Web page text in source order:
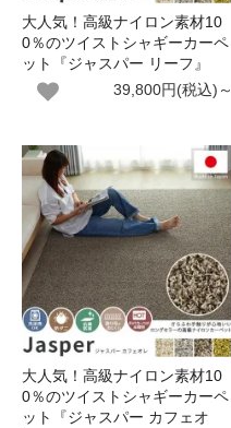
大人気！高級ナイロン素材10
0％のツイストシャギーカーペ
ット『ジャスパー リーフ』
39,800円(税込)～
大人気！高級ナイロン素材10
0％のツイストシャギーカーペ
ット『ジャスパー カフェオ